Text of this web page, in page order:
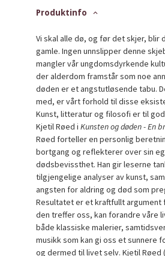
Produktinfo
Vi skal alle dø, og før det skjer, blir
gamle. Ingen unnslipper denne
mangler vår ungdomsdyrkende
der alderdom framstår som noe
døden er et angstutløsende tabu.
med, er vårt forhold til disse
Kunst, litteratur og filosofi er til
Kjetil Røed iKunsten og døden - En
Røed forteller en personlig
bortgang og reflekterer over sin
dødsbevissthet. Han gir leserne
tilgjengelige analyser av kunst,
angsten for aldring og død som
Resultatet er et kraftfullt argument
den treffer oss, kan forandre våre
både klassiske malerier,
musikk som kan gi oss et sunnere
og dermed til livet selv. Kjetil Røed